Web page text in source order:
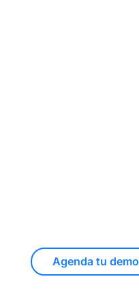
Agenda tu demo